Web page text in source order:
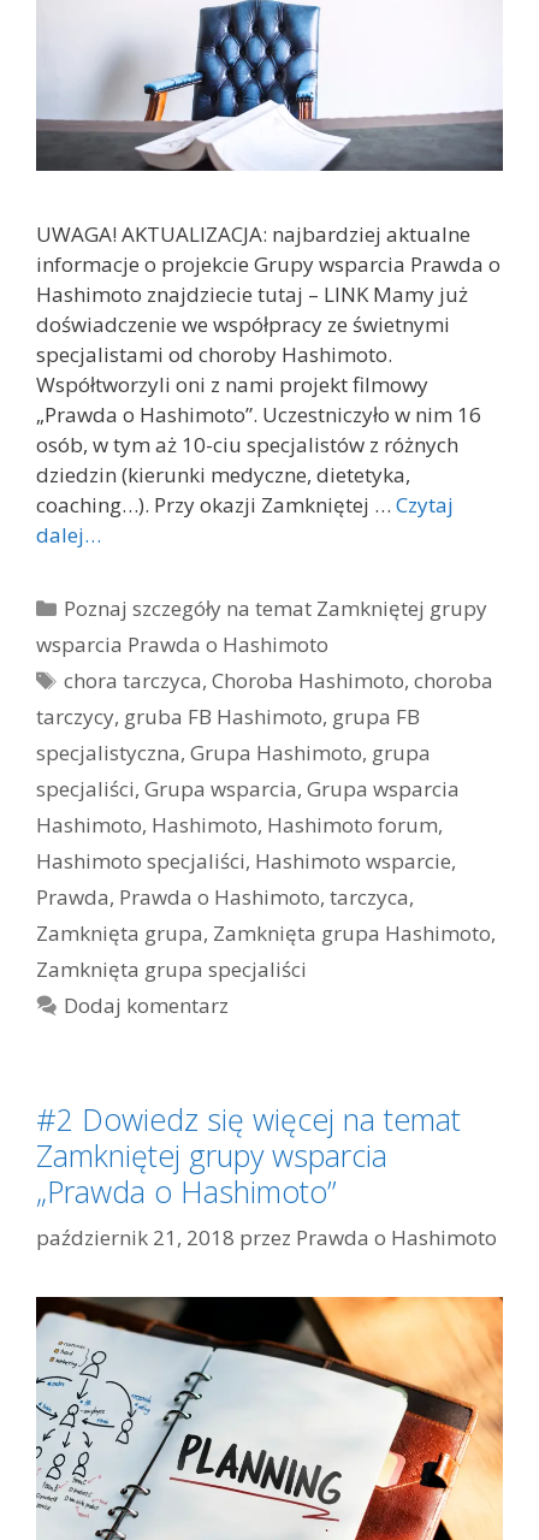
UWAGA! AKTUALIZACJA: najbardziej aktualne
informacje o projekcie Grupy wsparcia Prawda o
Hashimoto znajdziecie tutaj – LINK Mamy już
doświadczenie we współpracy ze świetnymi
specjalistami od choroby Hashimoto.
Współtworzyli oni z nami projekt filmowy
„Prawda o Hashimoto”. Uczestniczyło w nim 16
osób, w tym aż 10-ciu specjalistów z różnych
dziedzin (kierunki medyczne, dietetyka,
coaching…). Przy okazji Zamkniętej … Czytaj
dalej…
Kategorie
Poznaj szczegóły na temat Zamkniętej grupy
wsparcia Prawda o Hashimoto
Tagi
chora tarczyca,Choroba Hashimoto,choroba
tarczycy, gruba FB Hashimoto, grupa FB
specjalistyczna, Grupa Hashimoto, grupa
specjaliści, Grupa wsparcia, Grupa wsparcia
Hashimoto, Hashimoto, Hashimoto forum,
Hashimoto specjaliści, Hashimoto wsparcie,
Prawda, Prawda o Hashimoto, tarczyca,
Zamknięta grupa, Zamknięta grupa Hashimoto,
Zamknięta grupa specjaliści
Dodaj komentarz
#2 Dowiedz się więcej na temat
Zamkniętej grupy wsparcia
„Prawda o Hashimoto”
październik 21, 2018 przez Prawda o Hashimoto